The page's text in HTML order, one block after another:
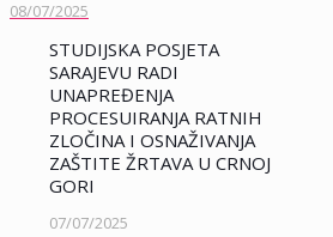
08/07/2025
STUDIJSKA POSJETA
SARAJEVU RADI
UNAPREĐENJA
PROCESUIRANJA RATNIH
ZLOČINA I OSNAŽIVANJA
ZAŠTITE ŽRTAVA U CRNOJ
GORI
07/07/2025